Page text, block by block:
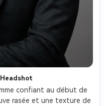
confiant au début de
rasée et une texture de